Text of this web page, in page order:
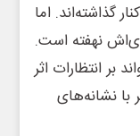
اما
نهفته است.
بر انتظارات اثر
با نشانه‌های